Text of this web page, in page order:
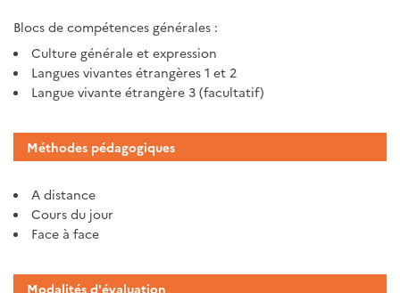
Blocs de compétences générales :
Culture générale et expression
Langues vivantes étrangères 1 et 2
Langue vivante étrangère 3 (facultatif)
Méthodes pédagogiques
A distance
Cours du jour
Face à face
Modalités d'évaluation